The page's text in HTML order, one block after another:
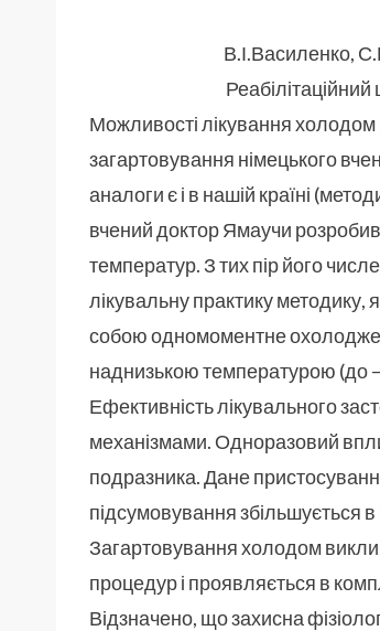
В.І.Василенко,
Можливості лікування холодом
загартовування німецького
аналоги є і в нашій країні
вчений доктор Ямаучи
температур. З тих пір його
лікувальну практику методику,
собою одномоментне
наднизькою температурою (до
Ефективність лікувального
механізмами. Одноразовий
подразника. Дане
підсумовування збільшується
Загартовування холодом
процедур і проявляється в
Відзначено, що захисна